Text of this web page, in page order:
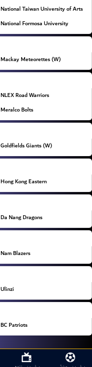
National Taiwan University of Arts
National Formosa University
Mackay Meteorettes (W)
NLEX Road Warriors
Meralco Bolts
Goldfields Giants (W)
Hong Kong Eastern
Da Nang Dragons
Nam Blazers
Ulinzi
BC Patriots